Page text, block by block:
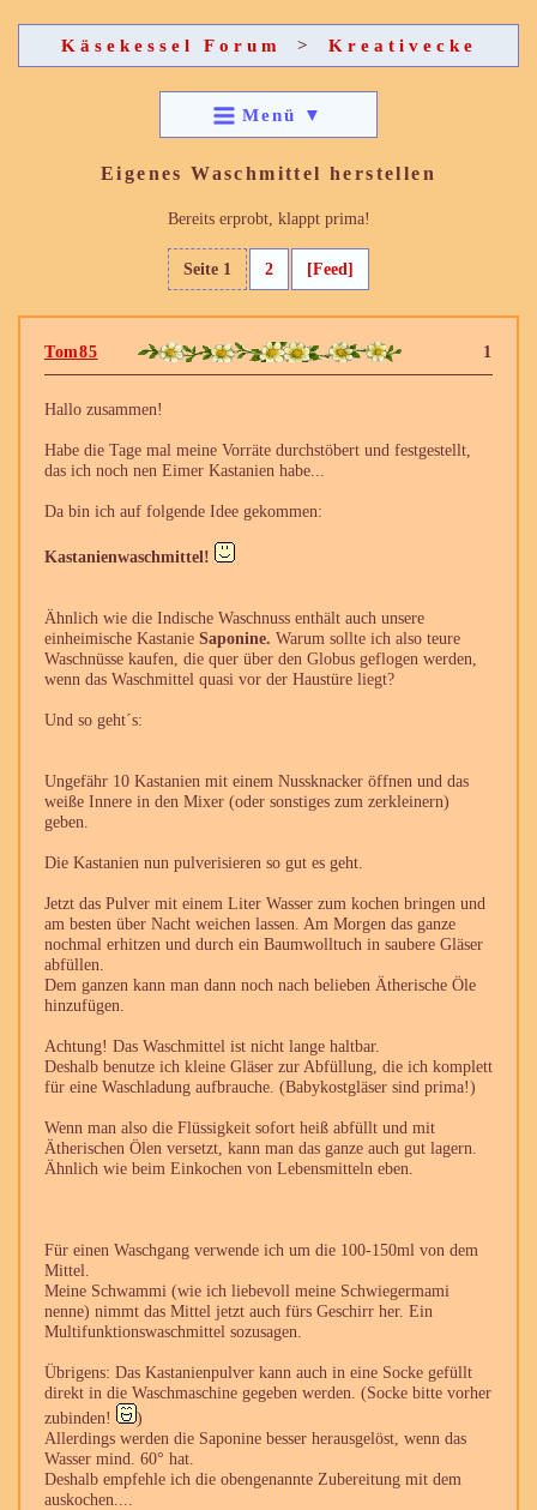
Käsekessel Forum > Kreativecke
Menü ▼
Eigenes Waschmittel herstellen
Bereits erprobt, klappt prima!
Seite 1 2 [Feed]
1
Tom85
Hallo zusammen!
Habe die Tage mal meine Vorräte durchstöbert und festgestellt,
das ich noch nen Eimer Kastanien habe...
Da bin ich auf folgende Idee gekommen:
Kastanienwaschmittel!
Ähnlich wie die Indische Waschnuss enthält auch unsere
einheimische Kastanie Saponine. Warum sollte ich also teure
Waschnüsse kaufen, die quer über den Globus geflogen werden,
wenn das Waschmittel quasi vor der Haustüre liegt?
Und so geht´s:
Ungefähr 10 Kastanien mit einem Nussknacker öffnen und das
weiße Innere in den Mixer (oder sonstiges zum zerkleinern)
geben.
Die Kastanien nun pulverisieren so gut es geht.
Jetzt das Pulver mit einem Liter Wasser zum kochen bringen und
am besten über Nacht weichen lassen. Am Morgen das ganze
nochmal erhitzen und durch ein Baumwolltuch in saubere Gläser
abfüllen.
Dem ganzen kann man dann noch nach belieben Ätherische Öle
hinzufügen.
Achtung! Das Waschmittel ist nicht lange haltbar.
Deshalb benutze ich kleine Gläser zur Abfüllung, die ich komplett
für eine Waschladung aufbrauche. (Babykostgläser sind prima!)
Wenn man also die Flüssigkeit sofort heiß abfüllt und mit
Ätherischen Ölen versetzt, kann man das ganze auch gut lagern.
Ähnlich wie beim Einkochen von Lebensmitteln eben.
Für einen Waschgang verwende ich um die 100-150ml von dem
Mittel.
Meine Schwammi (wie ich liebevoll meine Schwiegermami
nenne) nimmt das Mittel jetzt auch fürs Geschirr her. Ein
Multifunktionswaschmittel sozusagen.
Übrigens: Das Kastanienpulver kann auch in eine Socke gefüllt
direkt in die Waschmaschine gegeben werden. (Socke bitte vorher
zubinden!
)
Allerdings werden die Saponine besser herausgelöst, wenn das
Wasser mind. 60° hat.
Deshalb empfehle ich die obengenannte Zubereitung mit dem
auskochen....